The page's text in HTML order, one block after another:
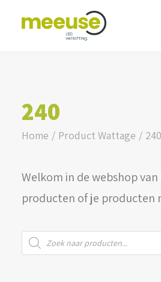
240
Home Product Wattage 240
Welkom in de webshop
producten of je producten
Producten
zoeken